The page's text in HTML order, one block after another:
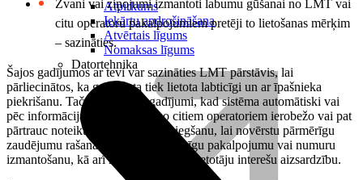
Atpirkums
Iekārtu apdrošināšana
Atvērtais līgums
Nomaksas līgums
Datortehnika
Zvani vai ziņojumi izmantoti labumu gūšanai no LMT vai
citu operatoru pakalpojumiem pretēji to lietošanas mērķim
– sazināties.
Šajos gadījumos ar tevi var sazināties LMT pārstāvis, lai
pārliecinātos, ka galiekārta tiek lietota labticīgi un ar īpašnieka
piekrišanu. Taču var būt arī gadījumi, kad sistēma automātiski vai
pēc informācijas saņemšanas no citiem operatoriem ierobežo vai pat
pārtrauc noteikta pakalpojuma sniegšanu, lai novērstu pārmērīgu
zaudējumu rašanās iespēju, nelabticīgu pakalpojumu vai numuru
izmantošanu, kā arī nodrošinātu citu lietotāju interešu aizsardzību.